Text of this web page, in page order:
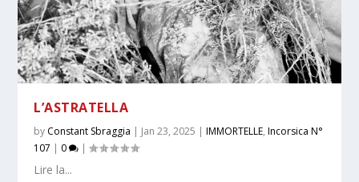
L’ASTRATELLA
by Constant Sbraggia | Jan 23, 2025 |IMMORTELLE,Incorsica N°
107 | 0 |
Lire la...